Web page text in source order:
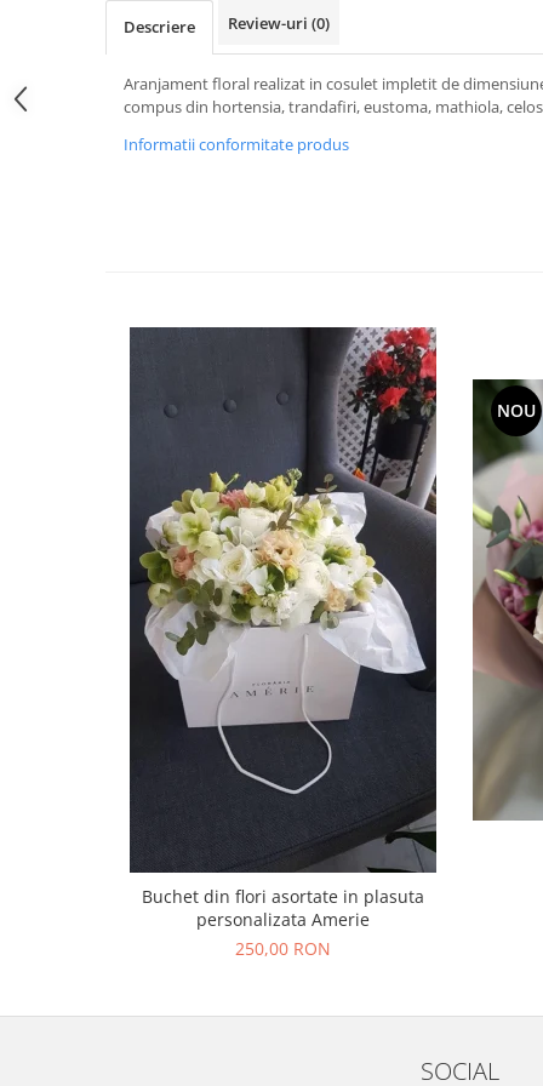
Descriere Review-uri (0)
Aranjament floral realizat in cosulet impletit de
compus din hortensia, trandafiri, eustoma, mathiola,
Informatii conformitate produs
Buchet din flori asortate in plasuta
personalizata Amerie
250,00 RON
NOU
SOCIAL